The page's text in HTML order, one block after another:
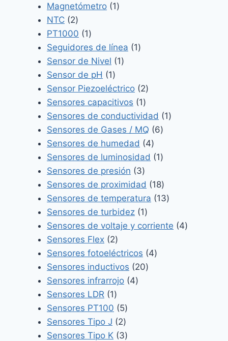
productos
Magnetómetro 11
NTC 22
productos
PT1000 11
producto
Seguidores de línea 11
Sensor de Nivel 11
Sensor de pH 11
producto
Sensor Piezoeléctrico 22
productos
Sensores capacitivos 11
producto
Sensores de conductividad 11
Sensores de Gases / MQ 66
Sensores de humedad 44
productos
Sensores de luminosidad 11
Sensores de presión 33
productos
Sensores de proximidad 1818
productos
Sensores de temperatura 1313
Sensores de turbidez 11
producto
Sensores de voltaje y corriente 44
Sensores Flex 22
productos
Sensores fotoeléctricos 44
Sensores inductivos 2020
Sensores infrarrojo 44
Sensores LDR 11
producto
Sensores PT100 55
productos
Sensores Tipo J 22
productos
Sensores Tipo K 33